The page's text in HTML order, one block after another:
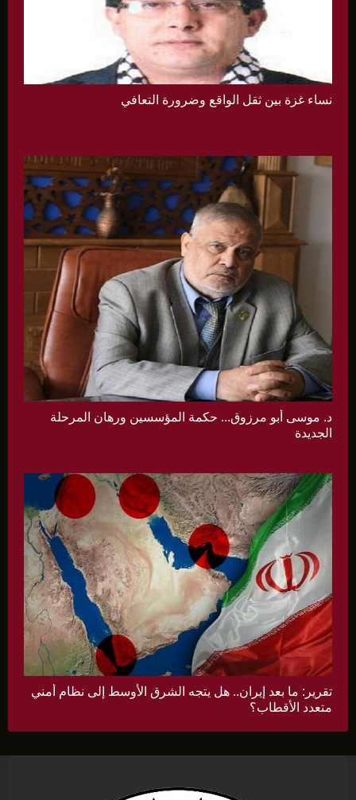
نساء غزة بين ثقل الواقع وضرورة التعافي
د. موسى أبو مرزوق... حكمة المؤسسين ورهان المرحلة
الجديدة
تقرير: ما بعد إيران.. هل يتجه الشرق الأوسط إلى نظام أمني
متعدد الأقطاب؟